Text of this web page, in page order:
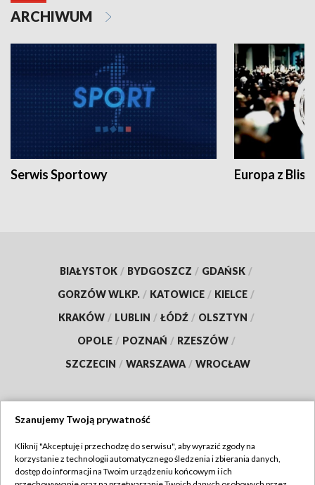
ARCHIWUM
Serwis Sportowy Europa z
BIAŁYSTOK / BYDGOSZCZ / GDAŃSK /
GORZÓW WLKP. / KATOWICE / KIELCE /
KRAKÓW / LUBLIN / ŁÓDŹ / OLSZTYN /
OPOLE / POZNAŃ / RZESZÓW /
SZCZECIN / WARSZAWA / WROCŁAW
TVP
Szanujemy Twoją prywatność
Kliknij "Akceptuję i przechodzę do serwisu", aby wyrazić zgody na
korzystanie z technologii automatycznego śledzenia i zbierania danych,
dostęp do informacji na Twoim urządzeniu końcowym i ich